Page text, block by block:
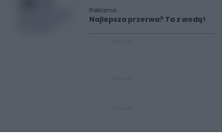
Reklama
Najlepsza przerwa? Ta z wodą!